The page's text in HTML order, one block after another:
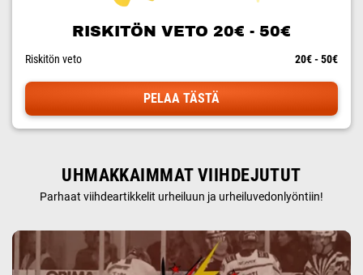
RISKITÖN VETO 20€ - 50€
Riskitön veto 20€ - 50€
PELAA TÄSTÄ
UHMAKKAIMMAT VIIHDEJUTUT
Parhaat viihdeartikkelit urheiluun ja urheiluvedonlyöntiin!